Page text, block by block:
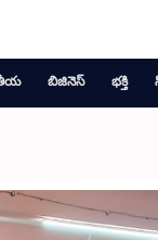
బిజినెస్ భక్తి